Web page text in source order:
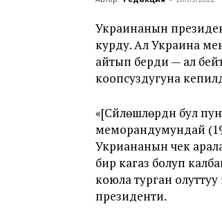
Украинанын
курду. Ал Украина
айтып берди — ал
коопсуздугуна
«[Сүйлөшүүлөрдүн
меморандумундай
Укриананын чек
бир кагаз болуп
коюла турган
президенти.